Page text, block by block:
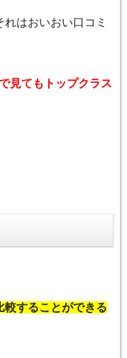
はおいおい口コミ
見てもトップクラス
較することができる